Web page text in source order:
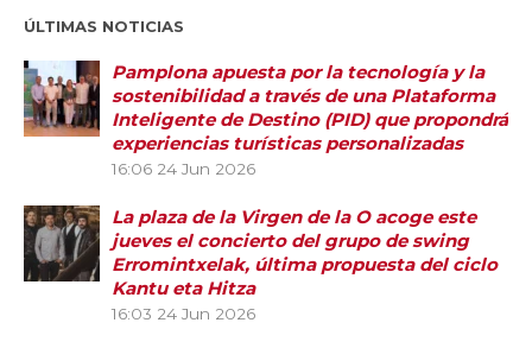
ÚLTIMAS NOTICIAS
Pamplona apuesta por la tecnología y la
sostenibilidad a través de una Plataforma
Inteligente de Destino (PID) que propondrá
experiencias turísticas personalizadas
16:06 24 Jun 2026
La plaza de la Virgen de la O acoge este
jueves el concierto del grupo de swing
Erromintxelak, última propuesta del ciclo
Kantu eta Hitza
16:03 24 Jun 2026